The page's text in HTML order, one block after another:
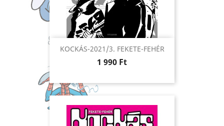
KOCKÁS-2021/3. FEKETE-FEHÉR
Ár
1 990 Ft